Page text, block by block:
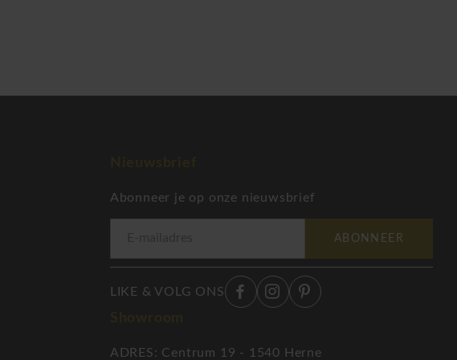
Abonneer je op onze nieuwsbrief
ABONNEER
LIKE & VOLG ONS
ADRES: Centrum 19 - 1540 Herne